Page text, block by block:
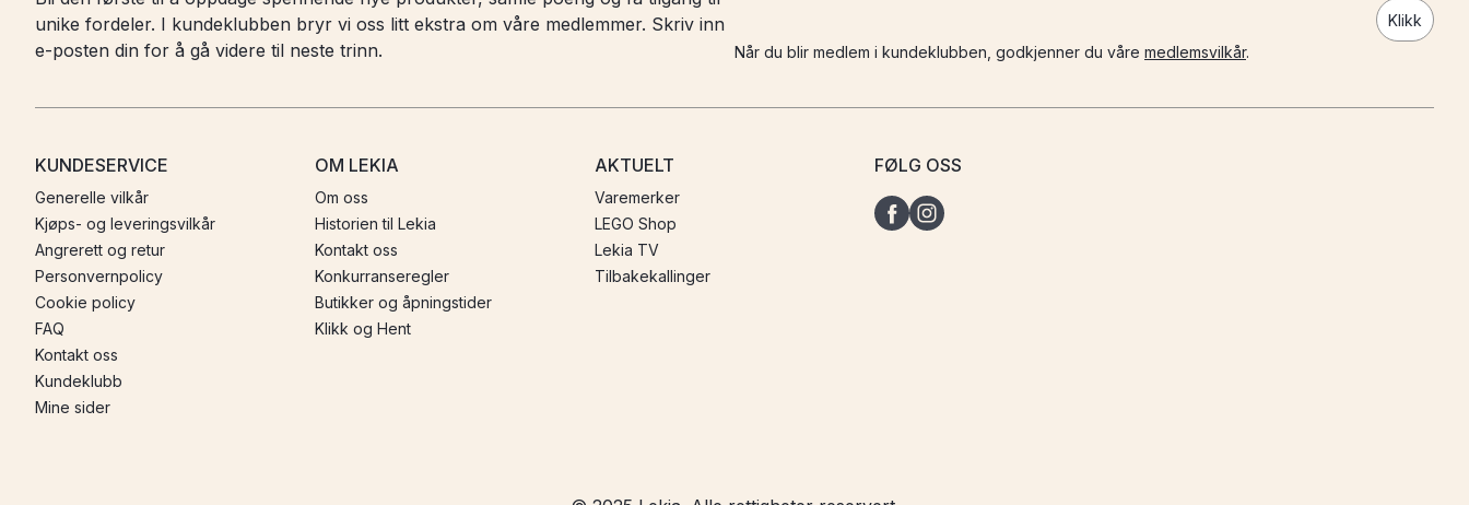
unike fordeler. I kundeklubben bryr vi oss litt ekstra om våre medlemmer. Skriv inn
e-posten din for å gå videre til neste trinn.
Klikk
Når du blir medlem i kundeklubben, godkjenner du våre medlemsvilkår.
KUNDESERVICE
Generelle vilkår
Kjøps- og leveringsvilkår
Angrerett og retur
Personvernpolicy
Cookie policy
FAQ
Kontakt oss
Kundeklubb
Mine sider
OM LEKIA
Om oss
Historien til Lekia
Kontakt oss
Konkurranseregler
Butikker og åpningstider
Klikk og Hent
AKTUELT
Varemerker
LEGO Shop
Lekia TV
Tilbakekallinger
FØLG OSS